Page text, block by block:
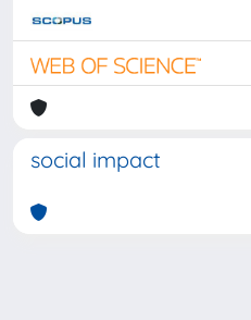
social impact